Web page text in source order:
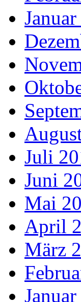
Juli
Juni
Mai
April
März